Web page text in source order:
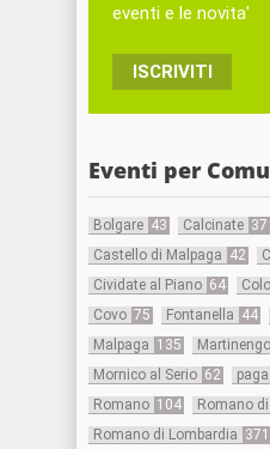
eventi e le novita'
ISCRIVITI
Eventi per
Bolgare 43 Calcinate 37
Castello di Malpaga 42
Cividate al Piano 64
Covo 75 Fontanella 44
Malpaga 135 Martinengo
Mornico al Serio 62
Romano 104 Romano
Romano di Lombardia 371